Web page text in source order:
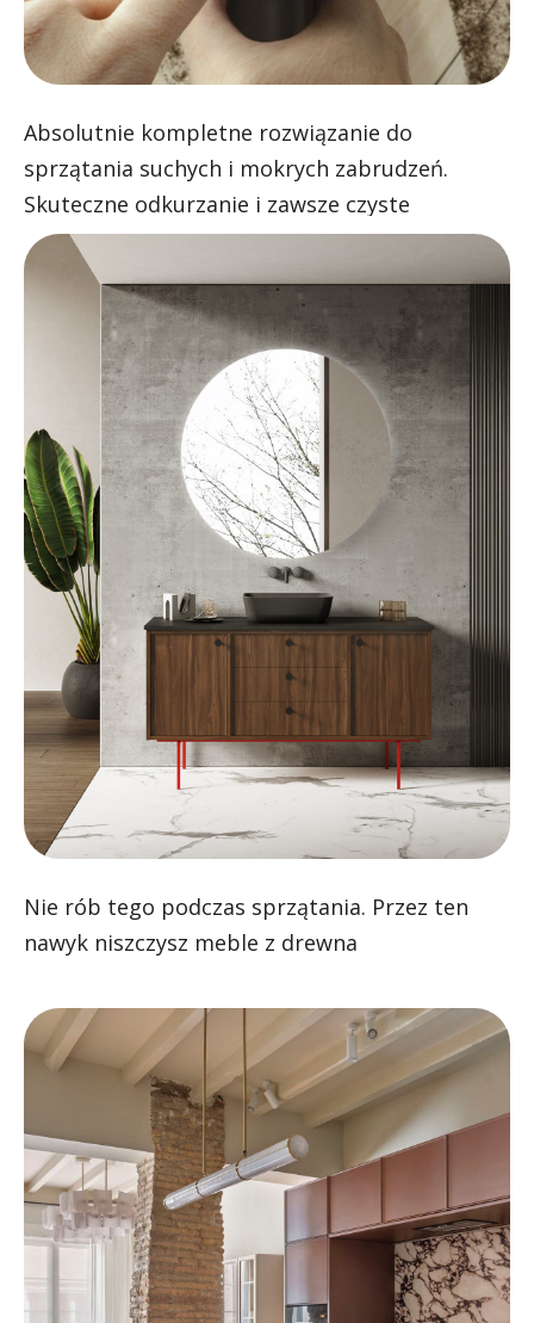
Absolutnie kompletne rozwiązanie do
sprzątania suchych i mokrych zabrudzeń.
Skuteczne odkurzanie i zawsze czyste
mopowanie
Nie rób tego podczas sprzątania. Przez ten
nawyk niszczysz meble z drewna